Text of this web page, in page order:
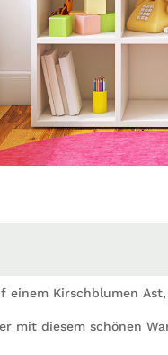
einem Kirschblumen
mit diesem schönen